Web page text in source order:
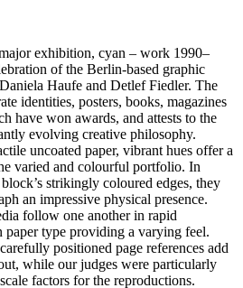
exhibition, cyan – work 1990–
of the Berlin-based graphic
Haufe and Detlef Fiedler. The
identities, posters, books, magazines
have won awards, and attests to the
evolving creative philosophy.
uncoated paper, vibrant hues offer a
varied and colourful portfolio. In
strikingly coloured edges, they
an impressive physical presence.
follow one another in rapid
paper type providing a varying feel.
positioned page references add
while our judges were particularly
factors for the reproductions.